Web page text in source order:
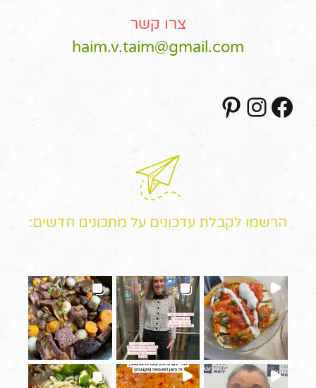
צרו קשר
haim.v.taim@gmail.com
Facebook
Instagram
הרשמו לקבלת עדכונים על מתכונים חדשים: